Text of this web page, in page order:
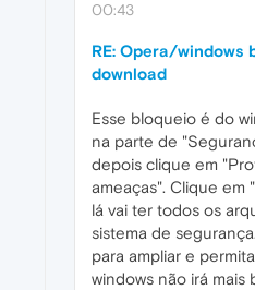
00:43
RE: Opera/windows
download
Esse bloqueio é do
na parte de
depois clique em
ameaças". Clique em
lá vai ter todos os
sistema de
para ampliar e
windows não irá